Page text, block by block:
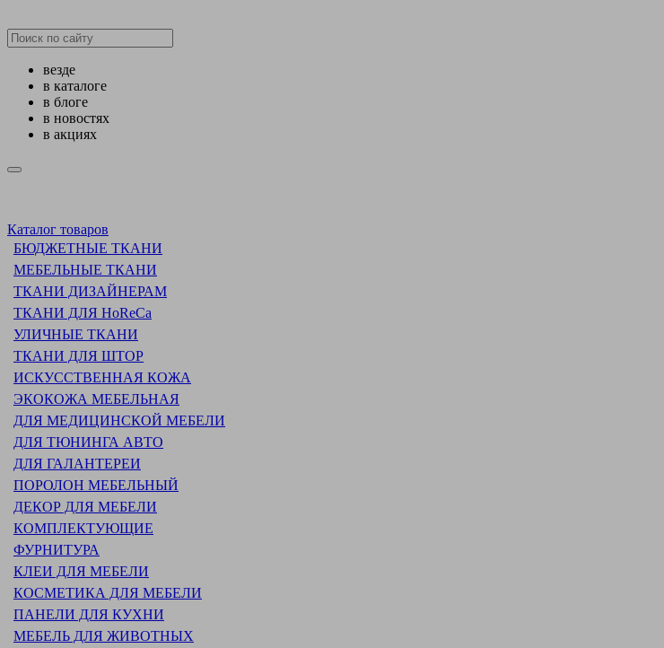
везде
в каталоге
в блоге
в новостях
в акциях
Каталог товаров
БЮДЖЕТНЫЕ ТКАНИ
МЕБЕЛЬНЫЕ ТКАНИ
ТКАНИ ДИЗАЙНЕРАМ
ТКАНИ ДЛЯ HoReCa
УЛИЧНЫЕ ТКАНИ
ТКАНИ ДЛЯ ШТОР
ИСКУССТВЕННАЯ КОЖА
ЭКОКОЖА МЕБЕЛЬНАЯ
ДЛЯ МЕДИЦИНСКОЙ МЕБЕЛИ
ДЛЯ ТЮНИНГА АВТО
ДЛЯ ГАЛАНТЕРЕИ
ПОРОЛОН МЕБЕЛЬНЫЙ
ДЕКОР ДЛЯ МЕБЕЛИ
КОМПЛЕКТУЮЩИЕ
ФУРНИТУРА
КЛЕИ ДЛЯ МЕБЕЛИ
КОСМЕТИКА ДЛЯ МЕБЕЛИ
ПАНЕЛИ ДЛЯ КУХНИ
МЕБЕЛЬ ДЛЯ ЖИВОТНЫХ